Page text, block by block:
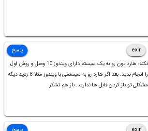
exir
نکته: هارد تون رو به یک سیستم دارای ویندوز 10 وصل و روش اول
را انجام بدید. بعد اگر هارد رو به سیستمی با ویندوز مثلا 8 زدید دیگه
مشکلی تو باز کردن فایل ها ندارید. باز هم تشکر
پاسخ